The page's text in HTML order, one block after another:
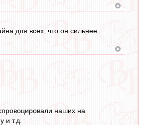
для всех, что он сильнее
наших на
и т.д.